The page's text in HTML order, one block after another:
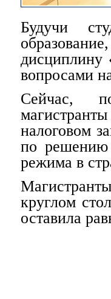
Будучи
дисциплину
вопросами
Сейчас,
налоговом
по решению
режима в
круглом
оставила